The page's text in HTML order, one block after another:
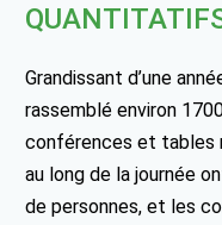
Grandissant d’une
rassemblé environ
conférences et tables
au long de la journée
de personnes, et les